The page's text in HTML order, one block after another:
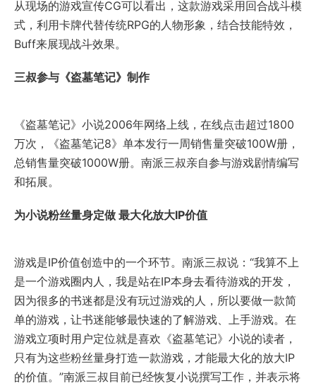
从现场的游戏宣传CG可以看出，这款游戏采用回合战斗模
式，利用卡牌代替传统RPG的人物形象，结合技能特效，
Buff来展现战斗效果。
三叔参与《盗墓笔记》制作
《盗墓笔记》小说2006年网络上线，在线点击超过1800
万次，《盗墓笔记8》单本发行一周销售量突破100W册，
总销售量突破1000W册。南派三叔亲自参与游戏剧情编写
和拓展。
为小说粉丝量身定做 最大化放大IP价值
游戏是IP价值创造中的一个环节。南派三叔说：“我算不上
是一个游戏圈内人，我是站在IP本身去看待游戏的开发，
因为很多的书迷都是没有玩过游戏的人，所以要做一款简
单的游戏，让书迷能够最快速的了解游戏、上手游戏。在
游戏立项时用户定位就是喜欢《盗墓笔记》小说的读者，
只有为这些粉丝量身打造一款游戏，才能最大化的放大IP
的价值。”南派三叔目前已经恢复小说撰写工作，并表示将